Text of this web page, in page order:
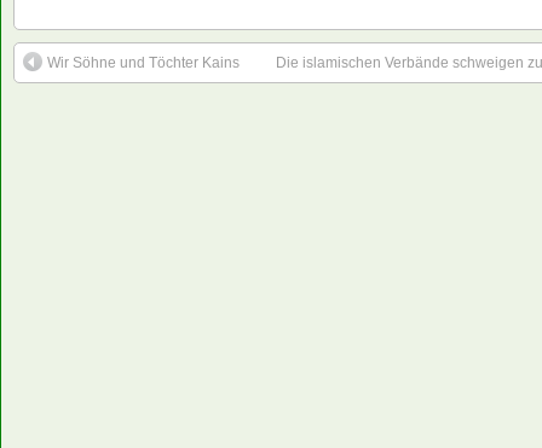
Wir Söhne und Töchter Kains Die islamischen Verbände schweigen